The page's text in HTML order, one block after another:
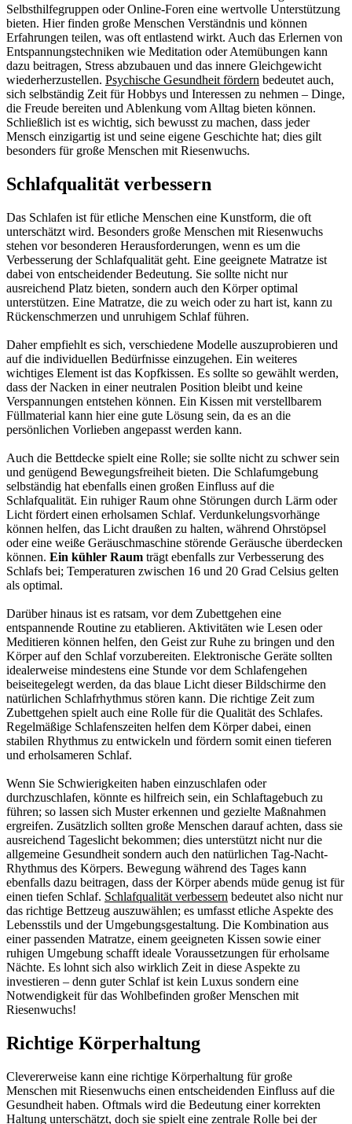
Selbsthilfegruppen oder Online-Foren eine wertvolle Unterstützung
bieten. Hier finden große Menschen Verständnis und können
Erfahrungen teilen, was oft entlastend wirkt. Auch das Erlernen von
Entspannungstechniken wie Meditation oder Atemübungen kann
dazu beitragen, Stress abzubauen und das innere Gleichgewicht
wiederherzustellen. Psychische Gesundheit fördern bedeutet auch,
sich selbständig Zeit für Hobbys und Interessen zu nehmen – Dinge,
die Freude bereiten und Ablenkung vom Alltag bieten können.
Schließlich ist es wichtig, sich bewusst zu machen, dass jeder
Mensch einzigartig ist und seine eigene Geschichte hat; dies gilt
besonders für große Menschen mit Riesenwuchs.
Schlafqualität verbessern
Das Schlafen ist für etliche Menschen eine Kunstform, die oft
unterschätzt wird. Besonders große Menschen mit Riesenwuchs
stehen vor besonderen Herausforderungen, wenn es um die
Verbesserung der Schlafqualität geht. Eine geeignete Matratze ist
dabei von entscheidender Bedeutung. Sie sollte nicht nur
ausreichend Platz bieten, sondern auch den Körper optimal
unterstützen. Eine Matratze, die zu weich oder zu hart ist, kann zu
Rückenschmerzen und unruhigem Schlaf führen.
Daher empfiehlt es sich, verschiedene Modelle auszuprobieren und
auf die individuellen Bedürfnisse einzugehen. Ein weiteres
wichtiges Element ist das Kopfkissen. Es sollte so gewählt werden,
dass der Nacken in einer neutralen Position bleibt und keine
Verspannungen entstehen können. Ein Kissen mit verstellbarem
Füllmaterial kann hier eine gute Lösung sein, da es an die
persönlichen Vorlieben angepasst werden kann.
Auch die Bettdecke spielt eine Rolle; sie sollte nicht zu schwer sein
und genügend Bewegungsfreiheit bieten. Die Schlafumgebung
selbständig hat ebenfalls einen großen Einfluss auf die
Schlafqualität. Ein ruhiger Raum ohne Störungen durch Lärm oder
Licht fördert einen erholsamen Schlaf. Verdunkelungsvorhänge
können helfen, das Licht draußen zu halten, während Ohrstöpsel
oder eine weiße Geräuschmaschine störende Geräusche überdecken
können. Ein kühler Raum trägt ebenfalls zur Verbesserung des
Schlafs bei; Temperaturen zwischen 16 und 20 Grad Celsius gelten
als optimal.
Darüber hinaus ist es ratsam, vor dem Zubettgehen eine
entspannende Routine zu etablieren. Aktivitäten wie Lesen oder
Meditieren können helfen, den Geist zur Ruhe zu bringen und den
Körper auf den Schlaf vorzubereiten. Elektronische Geräte sollten
idealerweise mindestens eine Stunde vor dem Schlafengehen
beiseitegelegt werden, da das blaue Licht dieser Bildschirme den
natürlichen Schlafrhythmus stören kann. Die richtige Zeit zum
Zubettgehen spielt auch eine Rolle für die Qualität des Schlafes.
Regelmäßige Schlafenszeiten helfen dem Körper dabei, einen
stabilen Rhythmus zu entwickeln und fördern somit einen tieferen
und erholsameren Schlaf.
Wenn Sie Schwierigkeiten haben einzuschlafen oder
durchzuschlafen, könnte es hilfreich sein, ein Schlaftagebuch zu
führen; so lassen sich Muster erkennen und gezielte Maßnahmen
ergreifen. Zusätzlich sollten große Menschen darauf achten, dass sie
ausreichend Tageslicht bekommen; dies unterstützt nicht nur die
allgemeine Gesundheit sondern auch den natürlichen Tag-Nacht-
Rhythmus des Körpers. Bewegung während des Tages kann
ebenfalls dazu beitragen, dass der Körper abends müde genug ist für
einen tiefen Schlaf. Schlafqualität verbessern bedeutet also nicht nur
das richtige Bettzeug auszuwählen; es umfasst etliche Aspekte des
Lebensstils und der Umgebungsgestaltung. Die Kombination aus
einer passenden Matratze, einem geeigneten Kissen sowie einer
ruhigen Umgebung schafft ideale Voraussetzungen für erholsame
Nächte. Es lohnt sich also wirklich Zeit in diese Aspekte zu
investieren – denn guter Schlaf ist kein Luxus sondern eine
Notwendigkeit für das Wohlbefinden großer Menschen mit
Riesenwuchs!
Richtige Körperhaltung
Clevererweise kann eine richtige Körperhaltung für große
Menschen mit Riesenwuchs einen entscheidenden Einfluss auf die
Gesundheit haben. Oftmals wird die Bedeutung einer korrekten
Haltung unterschätzt, doch sie spielt eine zentrale Rolle bei der